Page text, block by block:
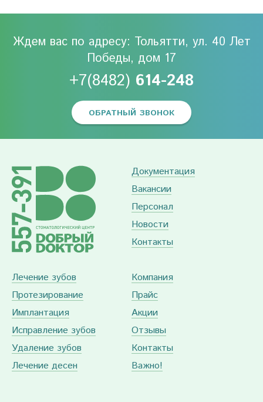
Ждем вас по адресу: Тольятти, ул. 40 Лет
Победы, дом 17
+7(8482) 614-248
ОБРАТНЫЙ ЗВОНОК
Документация
Вакансии
Персонал
Новости
Контакты
Лечение зубов
Протезирование
Имплантация
Исправление зубов
Удаление зубов
Лечение десен
Компания
Прайс
Акции
Отзывы
Контакты
Важно!